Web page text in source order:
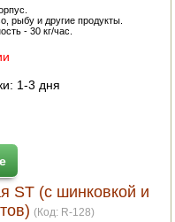
рыбу и другие продукты.
- 30 кг/час.
1-3 дня
ST (с шинковкой и
(Код: R-128)